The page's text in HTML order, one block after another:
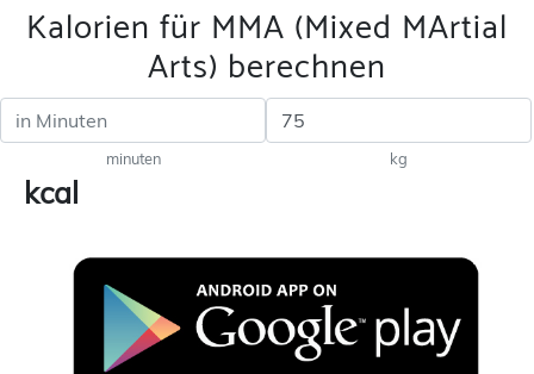
Kalorien für MMA (Mixed MArtial
Arts) berechnen
minuten kg
kcal